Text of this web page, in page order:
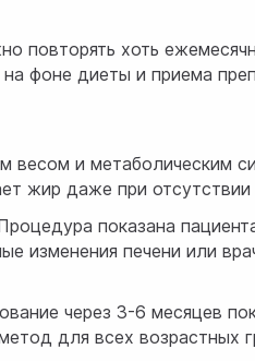
повторять хоть
фоне диеты и приема
весом и метаболическим
жир даже при
показана
изменения печени или
через 3-6 месяцев
для всех возрастных